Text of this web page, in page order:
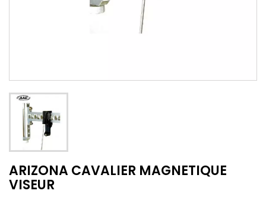
ARIZONA CAVALIER MAGNETIQUE
VISEUR